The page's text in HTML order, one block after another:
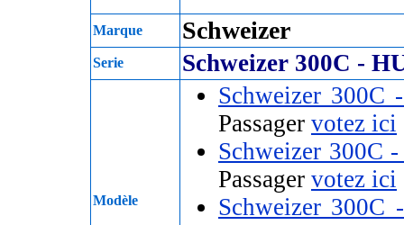
Marque Schweizer
Serie Schweizer 300C -
Modèle
Schweizer
Passager votez ici
Schweizer 300C
Passager votez ici
Schweizer